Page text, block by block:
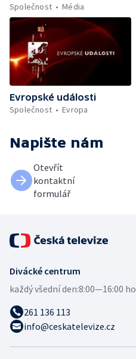
Společnost
Média
Evropské události
Společnost
Evropa
Napište nám
Otevřít
kontaktní
formulář
Divácké centrum
každý všední den:8:00—16:00
261 136 113
info@ceskatelevize.cz